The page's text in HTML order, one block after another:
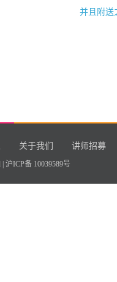
并且附送
关于我们 讲师招募
沪ICP备 10039589号